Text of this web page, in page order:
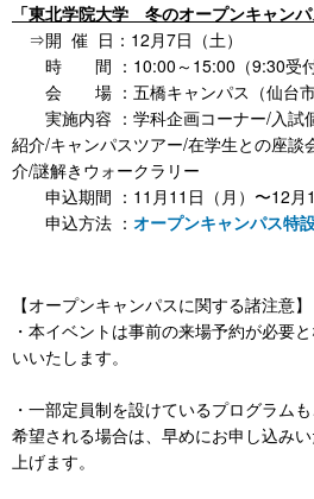
「東北学院大学 冬のオープンキャン
⇒開 催 日：12月7日（土）
時 間 ：10:00～15:00（9:30受付
会 場 ：五橋キャンパス（仙台市
実施内容 ：学科企画コーナー/入試
紹介/キャンパスツアー/在学生との座談
介/謎解きウォークラリー
申込期間 ：11月11日（月）〜12月1
申込方法 ： オープンキャンパス特
【オープンキャンパスに関する諸注意】
・本イベントは事前の来場予約が必要
いいたします。
・一部定員制を設けているプログラム
希望される場合は、早めにお申し込み
上げます。